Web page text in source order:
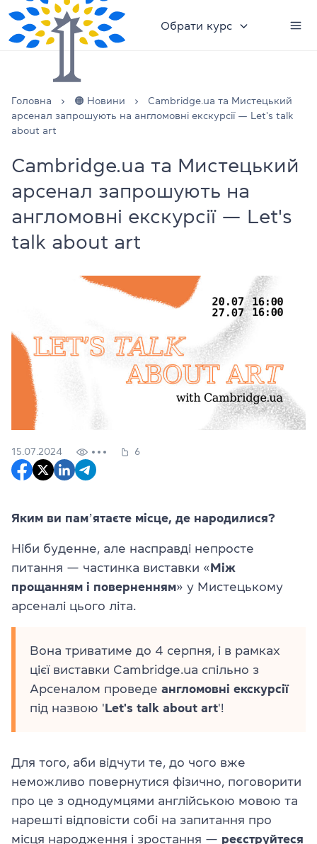
Обрати курс
Головна 🟠 Новини
Cambridge.ua та Мистецький
арсенал запрошують на англомовні екскурсії — Let's talk
about art
Cambridge.ua та Мистецький
арсенал запрошують на
англомовні екскурсії — Let's
talk about art
15.07.2024 6
Яким ви памʼятаєте місце, де народилися?
Ніби буденне, але насправді непросте
питання — частинка виставки «Між
прощанням і поверненням» у Мистецькому
арсеналі цього літа.
Вона триватиме до 4 серпня, і в рамках
цієї виставки Cambridge.ua спільно з
Арсеналом проведе англомовні екскурсії
під назвою 'Let's talk about art'!
Для того, аби відчути те, до чого вже
неможливо повернутися фізично, поговорити
про це з однодумцями англійською мовою та
нарешті відповісти собі на запитання про
місця народження і зростання — реєструйтеся